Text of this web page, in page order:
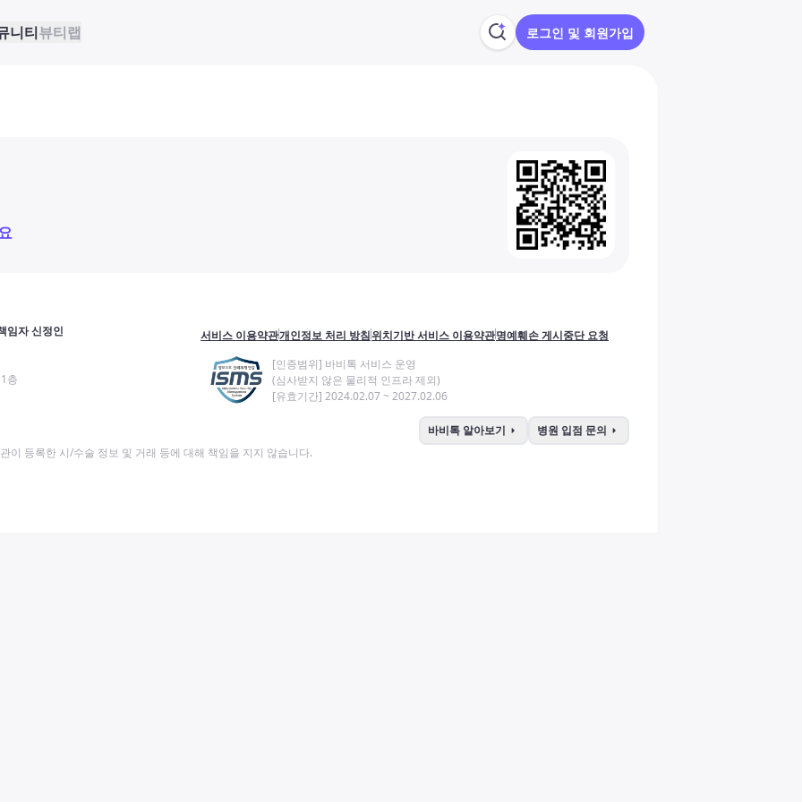
니티뷰티랩 로그인 및 회원가입
임자 신정인
층
서비스 이용약관개인정보 처리 방침위치기반 서비스 이용약관명예훼손 게시중단 요청
[인증범위] 바비톡 서비스 운영
(심사받지 않은 물리적 인프라 제외)
[유효기간] 2024.02.07 ~ 2027.02.06
바비톡 알아보기 arrow_right 병원 입점 문의 arrow_right
이 등록한 시/수술 정보 및 거래 등에 대해 책임을 지지 않습니다.